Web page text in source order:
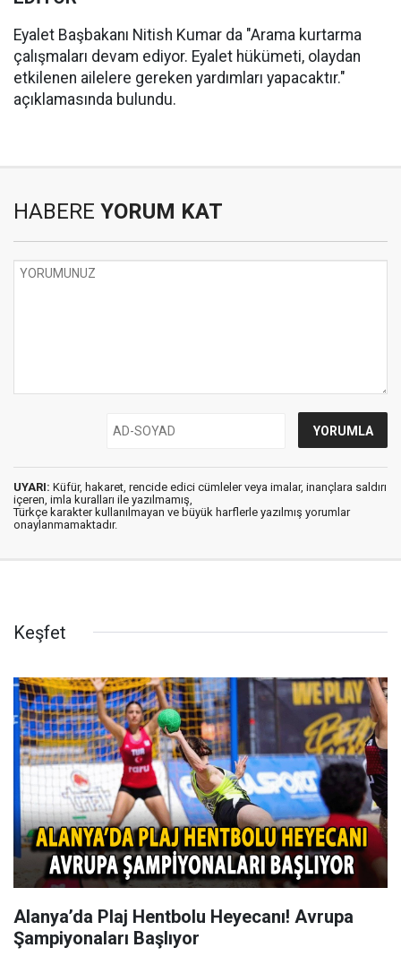
Eyalet Başbakanı Nitish Kumar da "Arama kurtarma
çalışmaları devam ediyor. Eyalet hükümeti, olaydan
etkilenen ailelere gereken yardımları yapacaktır."
açıklamasında bulundu.
HABERE YORUM KAT
UYARI: Küfür, hakaret, rencide edici cümleler veya imalar, inançlara saldırı
içeren, imla kuralları ile yazılmamış,
Türkçe karakter kullanılmayan ve büyük harflerle yazılmış yorumlar
onaylanmamaktadır.
Keşfet
Alanya’da Plaj Hentbolu Heyecanı! Avrupa
Şampiyonaları Başlıyor